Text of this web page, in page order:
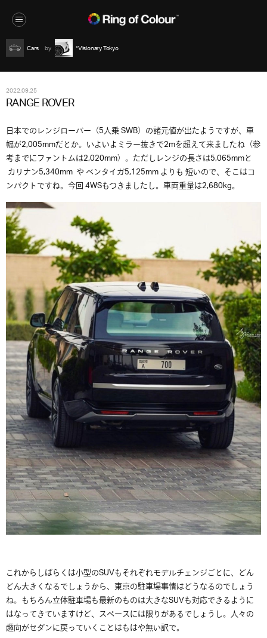
Cars *Visionary Tokyo
2022.09.25
RANGE ROVER
日本でのレンジローバー（5人乗 SWB）の諸元値が出たようですが、車
幅が2,005mmだとか。いよいよミラー抜きで2mを超えて来ましたね（参
考までにファントムは2,020mm）。ただしレンジの長さは5,065mmと
カリナン5,340mm や ベンタイガ5,125mm よりも 短いので、そこはコ
ンパクトですね。今回 4WSもつきましたし。車両重量は2,680kg。
これからしばらくは小型のSUVもそれぞれモデルチェンジごとに、どん
どん大きくなるでしょうから、東京の駐車場事情はどうなるのでしょう
ね。もちろん立体駐車場も最新のものは大きなSUVも対応できるように
はなってきていますけど、スペースには限りがあるでしょうし。人々の
趣向がセダンに戻っていくことはもはや無い訳で。